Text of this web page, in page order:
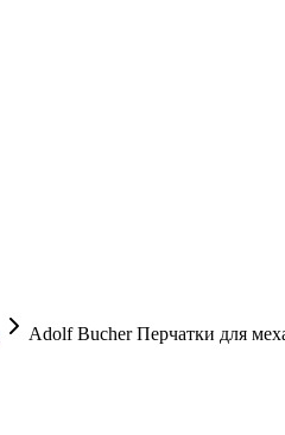
Adolf Bucher Перчатки для